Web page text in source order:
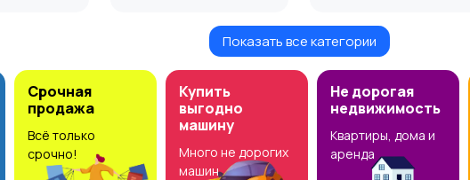
Музыкальные
инструменты
Настольные игры
Показать все категории
Срочная
продажа
Всё только
срочно!
Купить
выгодно
машину
Много не дорогих
машин
Не дорогая
недвижимость
Квартиры, дома и
аренда